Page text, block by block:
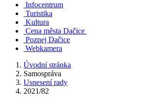
Infocentrum
Turistika
Kultura
Cena města Dačice
Poznej Dačice
Webkamera
Úvodní stránka
Samospráva
Usnesení rady
2021/82